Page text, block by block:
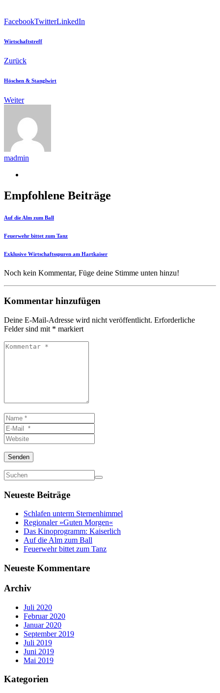
FacebookTwitterLinkedIn
Wirtschaftstreff
Zurück
Höschen & Stanglwirt
Weiter
madmin
Empfohlene Beiträge
Auf die Alm zum Ball
Feuerwehr bittet zum Tanz
Exklusive Wirtschaftsspuren am Hartkaiser
Noch kein Kommentar, Füge deine Stimme unten hinzu!
Kommentar hinzufügen
Deine E-Mail-Adresse wird nicht veröffentlicht. Erforderliche
Felder sind mit * markiert
Kommentar
Name
*E-
Mail
*
Website
Senden
Neueste Beiträge
Schlafen unterm Sternenhimmel
Regionaler »Guten Morgen«
Das Kinoprogramm: Kaiserlich
Auf die Alm zum Ball
Feuerwehr bittet zum Tanz
Neueste Kommentare
Archiv
Juli 2020
Februar 2020
Januar 2020
September 2019
Juli 2019
Juni 2019
Mai 2019
Kategorien